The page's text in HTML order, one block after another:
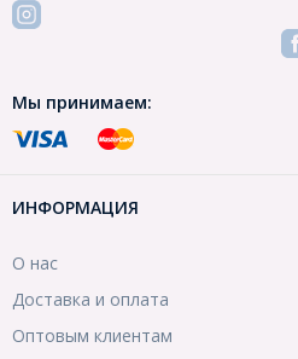
Мы принимаем:
ИНФОРМАЦИЯ
О нас
Доставка и оплата
Оптовым клиентам